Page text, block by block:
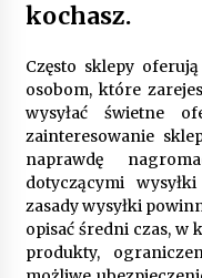
kochasz.
Często sklepy
osobom, które
wysyłać świetne
zainteresowanie
naprawdę
dotyczącymi
zasady wysyłki
opisać średni czas, w
produkty,